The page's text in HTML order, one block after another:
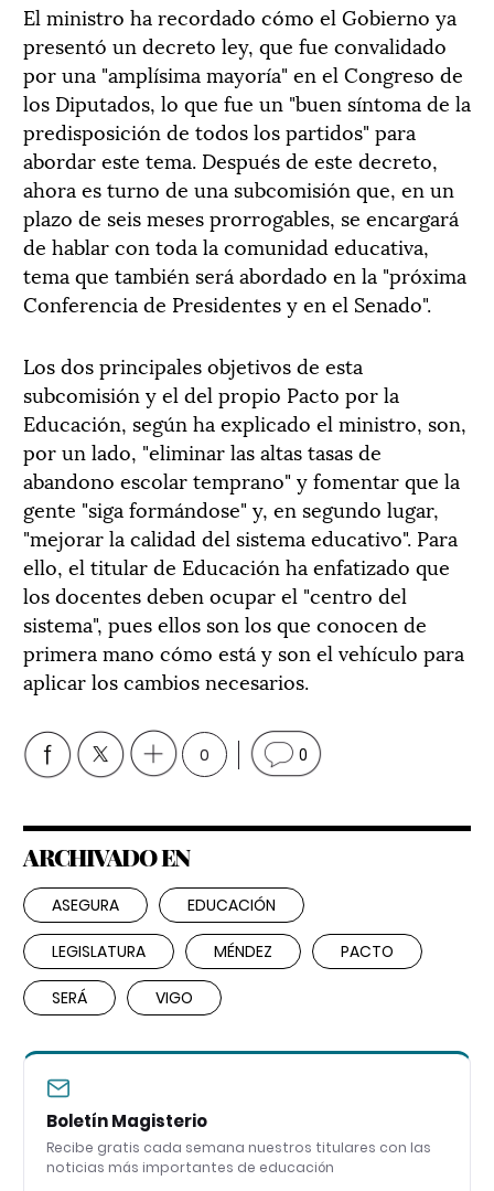
El ministro ha recordado cómo el Gobierno ya
presentó un decreto ley, que fue convalidado
por una "amplísima mayoría" en el Congreso de
los Diputados, lo que fue un "buen síntoma de la
predisposición de todos los partidos" para
abordar este tema. Después de este decreto,
ahora es turno de una subcomisión que, en un
plazo de seis meses prorrogables, se encargará
de hablar con toda la comunidad educativa,
tema que también será abordado en la "próxima
Conferencia de Presidentes y en el Senado".
Los dos principales objetivos de esta
subcomisión y el del propio Pacto por la
Educación, según ha explicado el ministro, son,
por un lado, "eliminar las altas tasas de
abandono escolar temprano" y fomentar que la
gente "siga formándose" y, en segundo lugar,
"mejorar la calidad del sistema educativo". Para
ello, el titular de Educación ha enfatizado que
los docentes deben ocupar el "centro del
sistema", pues ellos son los que conocen de
primera mano cómo está y son el vehículo para
aplicar los cambios necesarios.
0 0
ARCHIVADO EN
ASEGURA EDUCACIÓN
LEGISLATURA MÉNDEZ PACTO
SERÁ VIGO
Boletín Magisterio
Recibe gratis cada semana nuestros titulares con las
noticias más importantes de educación